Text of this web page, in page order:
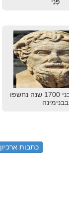
פסלי שיש בני 1700 שנה נחשפו
בבנימינה
כתבות ארכיון